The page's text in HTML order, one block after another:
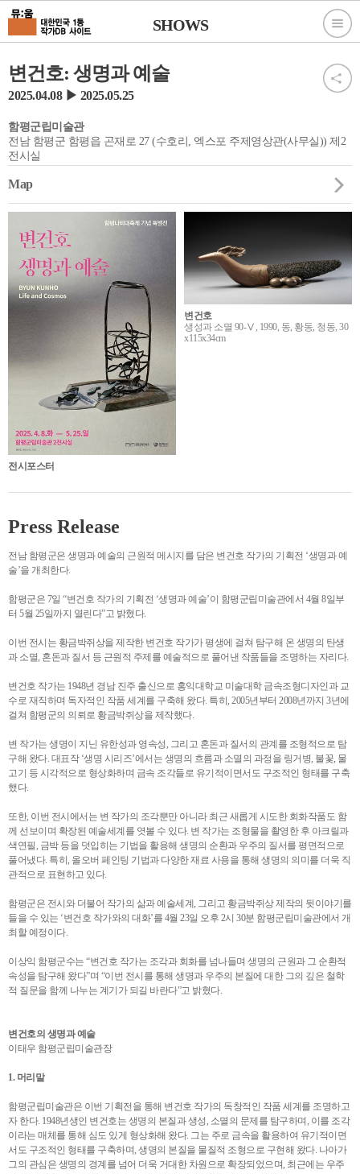
SHOWS
변건호: 생명과 예술
2025.04.08 ▶ 2025.05.25
함평군립미술관
전남 함평군 함평읍 곤재로 27 (수호리, 엑스포 주제영상관(사무실)) 제2
전시실
Map
전시포스터
변건호
생성과 소멸 90-Ⅴ, 1990, 동, 황동, 청동, 30
x115x34cm
Press Release
전남 함평군은 생명과 예술의 근원적 메시지를 담은 변건호 작가의 기획전 ‘생명과 예
술’을 개최한다.
함평군은 7일 “변건호 작가의 기획전 ‘생명과 예술’이 함평군립미술관에서 4월 8일부
터 5월 25일까지 열린다”고 밝혔다.
이번 전시는 황금박쥐상을 제작한 변건호 작가가 평생에 걸쳐 탐구해 온 생명의 탄생
과 소멸, 혼돈과 질서 등 근원적 주제를 예술적으로 풀어낸 작품들을 조명하는 자리다.
변건호 작가는 1948년 경남 진주 출신으로 홍익대학교 미술대학 금속조형디자인과 교
수로 재직하며 독자적인 작품 세계를 구축해 왔다. 특히, 2005년부터 2008년까지 3년에
걸쳐 함평군의 의뢰로 황금박쥐상을 제작했다.
변 작가는 생명이 지닌 유한성과 영속성, 그리고 혼돈과 질서의 관계를 조형적으로 탐
구해 왔다. 대표작 ‘생명 시리즈’에서는 생명의 흐름과 소멸의 과정을 링거병, 불꽃, 물
고기 등 시각적으로 형상화하며 금속 조각들로 유기적이면서도 구조적인 형태를 구축
했다.
또한, 이번 전시에서는 변 작가의 조각뿐만 아니라 최근 새롭게 시도한 회화작품도 함
께 선보이며 확장된 예술세계를 엿볼 수 있다. 변 작가는 조형물을 촬영한 후 아크릴과
색연필, 금박 등을 덧입히는 기법을 활용해 생명의 순환과 우주의 질서를 평면적으로
풀어냈다. 특히, 올오버 페인팅 기법과 다양한 재료 사용을 통해 생명의 의미를 더욱 직
관적으로 표현하고 있다.
함평군은 전시와 더불어 작가의 삶과 예술세계, 그리고 황금박쥐상 제작의 뒷이야기를
들을 수 있는 ‘변건호 작가와의 대화’를 4월 23일 오후 2시 30분 함평군립미술관에서 개
최할 예정이다.
이상익 함평군수는 “변건호 작가는 조각과 회화를 넘나들며 생명의 근원과 그 순환적
속성을 탐구해 왔다”며 “이번 전시를 통해 생명과 우주의 본질에 대한 그의 깊은 철학
적 질문을 함께 나누는 계기가 되길 바란다”고 밝혔다.
변건호의 생명과 예술
이태우 함평군립미술관장
1. 머리말
함평군립미술관은 이번 기획전을 통해 변건호 작가의 독창적인 작품 세계를 조명하고
자 한다. 1948년생인 변건호는 생명의 본질과 생성, 소멸의 문제를 탐구하며, 이를 조각
이라는 매체를 통해 심도 있게 형상화해 왔다. 그는 주로 금속을 활용하여 유기적이면
서도 구조적인 형태를 구축하며, 생명의 본질을 물질적 조형으로 구현해 왔다. 나아가
그의 관심은 생명의 경계를 넘어 더욱 거대한 차원으로 확장되었으며, 최근에는 우주